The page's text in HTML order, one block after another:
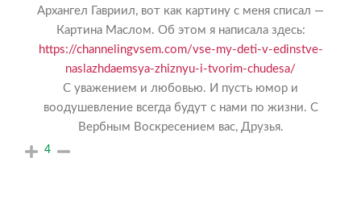
Архангел Гавриил, вот как картину с меня списал —
Картина Маслом. Об этом я написала здесь:
https://channelingvsem.com/vse-my-deti-v-edinstve-
naslazhdaemsya-zhiznyu-i-tvorim-chudesa/
С уважением и любовью. И пусть юмор и
воодушевление всегда будут с нами по жизни. С
Вербным Воскресением вас, Друзья.
4